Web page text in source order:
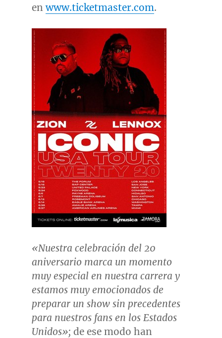
enwww.ticketmaster.com.
«Nuestra celebración del 20
aniversario marca un momento
muy especial en nuestra carrera y
estamos muy emocionados de
preparar un show sin precedentes
para nuestros fans en los Estados
Unidos»; de ese modo han